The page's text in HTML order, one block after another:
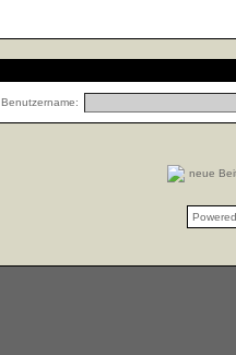
Benutzername:
neue